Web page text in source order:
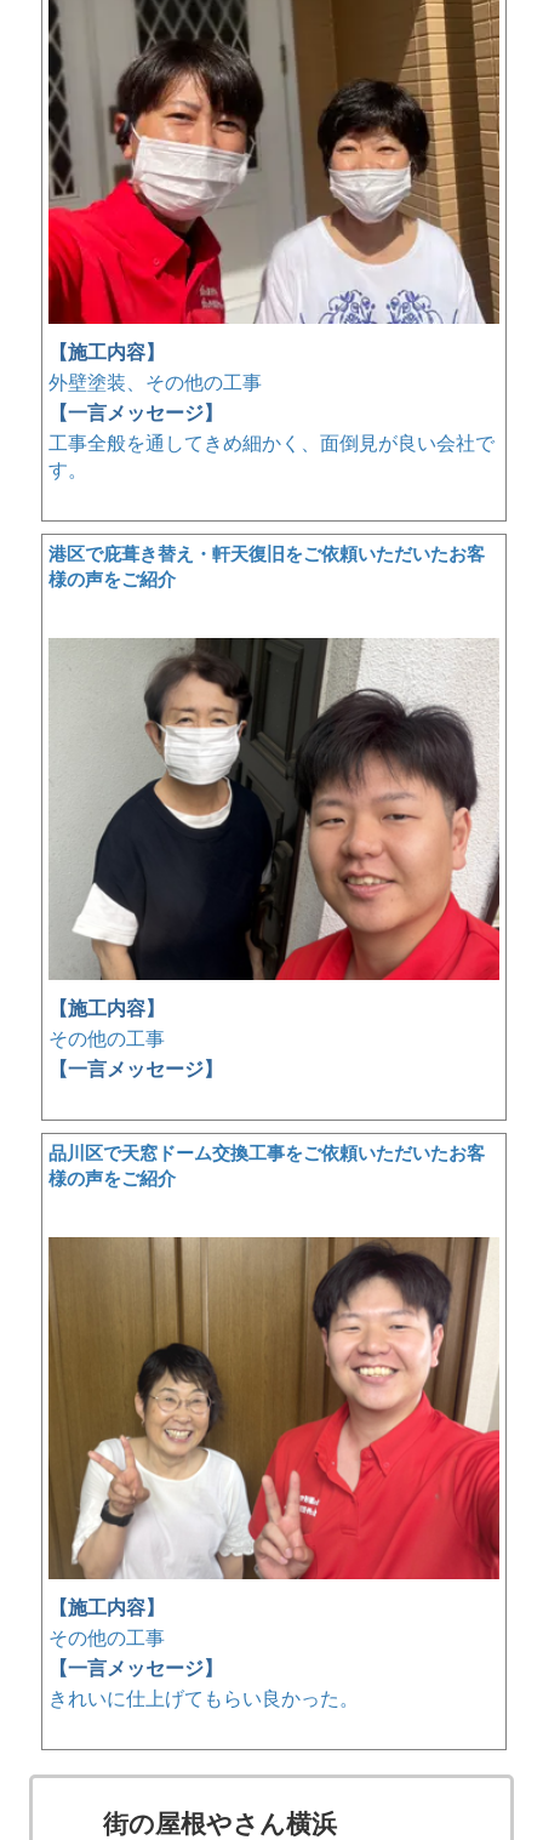
【施工内容】
外壁塗装、その他の工事
【一言メッセージ】
工事全般を通してきめ細かく、面倒見が良い会社で
す。
港区で庇葺き替え・軒天復旧をご依頼いただいたお客
様の声をご紹介
【施工内容】
その他の工事
【一言メッセージ】
品川区で天窓ドーム交換工事をご依頼いただいたお客
様の声をご紹介
【施工内容】
その他の工事
【一言メッセージ】
きれいに仕上げてもらい良かった。
街の屋根やさん横浜